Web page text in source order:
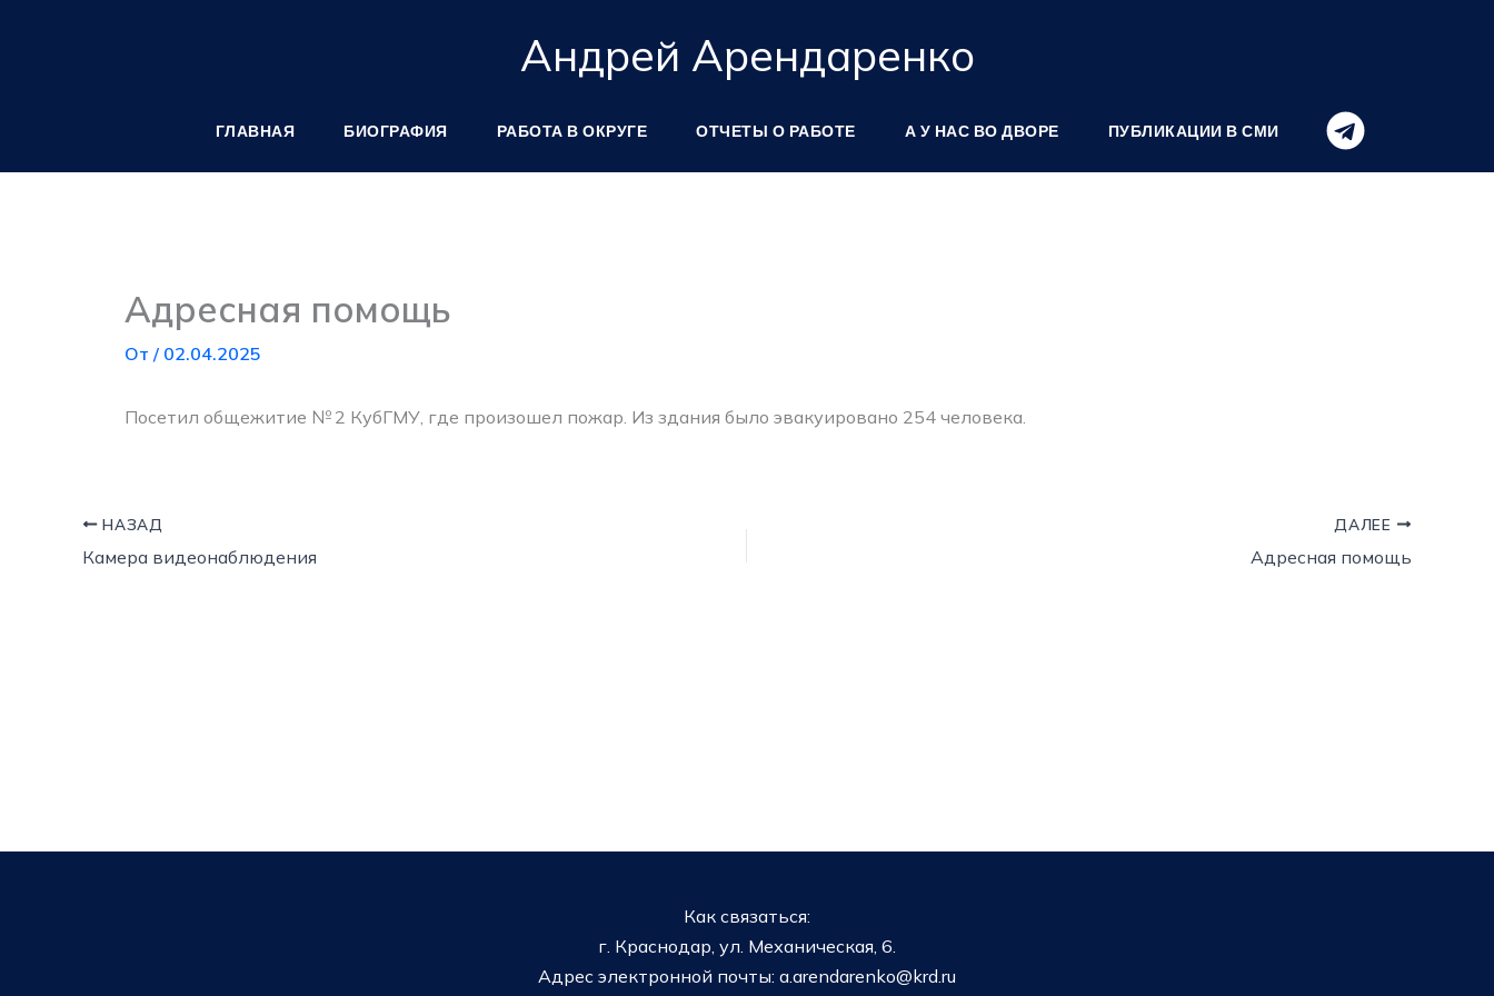
Андрей Арендаренко
ГЛАВНАЯ БИОГРАФИЯ РАБОТА В ОКРУГЕ ОТЧЕТЫ О РАБОТЕ А У НАС ВО ДВОРЕ ПУБЛИКАЦИИ В СМИ
Адресная помощь
От / 02.04.2025
Посетил общежитие № 2 КубГМУ, где произошел пожар. Из здания было эвакуировано 254 человека.
НАЗАД
Камера видеонаблюдения
ДАЛЕЕ
Адресная помощь
Как связаться:
г. Краснодар, ул. Механическая, 6.
Адрес электронной почты: a.arendarenko@krd.ru